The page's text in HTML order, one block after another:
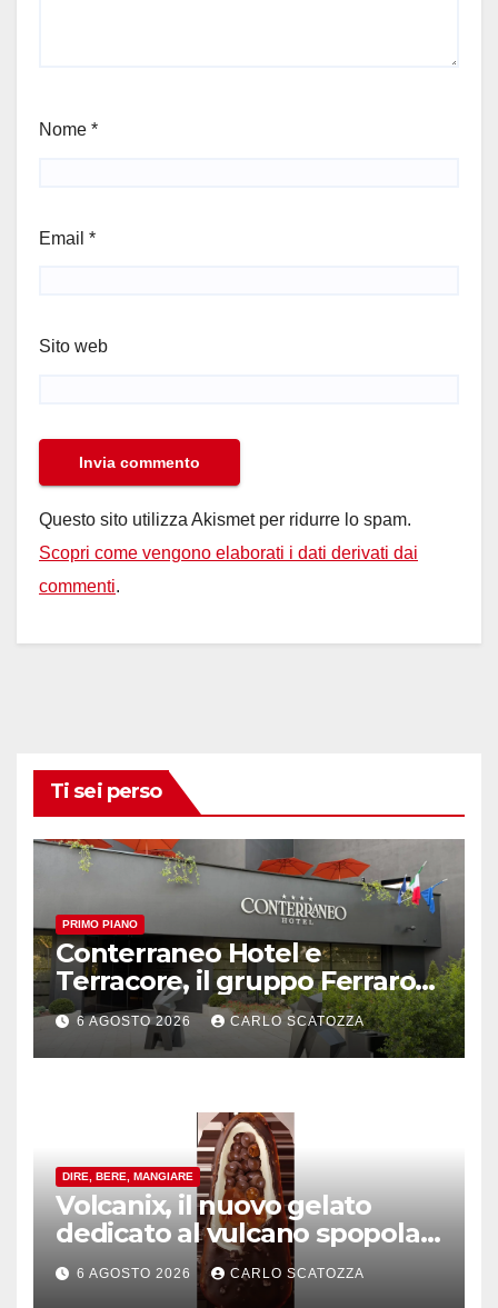
Nome *
Email *
Sito web
Questo sito utilizza Akismet per ridurre lo spam.
Scopri come vengono elaborati i dati derivati dai
commenti.
Ti sei perso
PRIMO PIANO
Conterraneo Hotel e
Terracore, il gruppo Ferraro
amplia l’ ospitalità e il gusto
alle porte di Caserta
6 AGOSTO 2026 CARLO SCATOZZA
DIRE, BERE, MANGIARE
Volcanix, il nuovo gelato
dedicato al vulcano spopola,
è nato a Caivano
6 AGOSTO 2026 CARLO SCATOZZA